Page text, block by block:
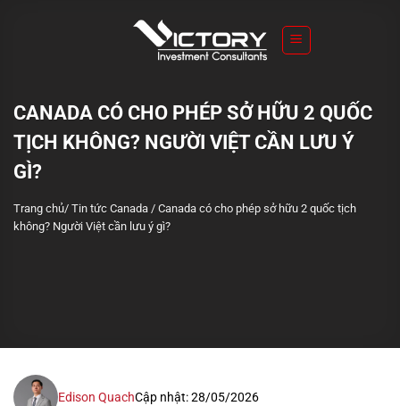
CANADA CÓ CHO PHÉP SỞ HỮU 2 QUỐC
TỊCH KHÔNG? NGƯỜI VIỆT CẦN LƯU Ý
GÌ?
Trang chủ/ Tin tức Canada / Canada có cho phép sở hữu 2 quốc tịch
không? Người Việt cần lưu ý gì?
Edison QuachCập nhật: 28/05/2026